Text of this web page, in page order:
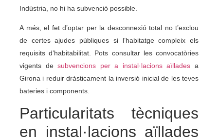
Indústria, no hi ha subvenció possible.
A més, el fet d’optar per la desconnexió total no t’exclou
de certes ajudes públiques si l’habitatge compleix els
requisits d’habitabilitat. Pots consultar les convocatòries
vigents desubvencions per a instal·lacions aïllades a
Girona i reduir dràsticament la inversió inicial de les teves
bateries i components.
Particularitats tècniques
en instal·lacions aïllades